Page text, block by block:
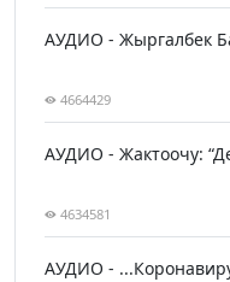
АУДИО - Жыргалбек
4664429
АУДИО - Жактоочу:
4634581
АУДИО -